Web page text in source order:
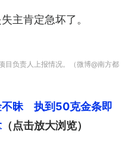
主肯定急坏了。
目负责人上报情况。（微博@南方都
昧　执到50克金条即
（点击放大浏览）